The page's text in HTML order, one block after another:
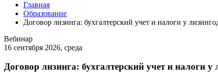
Главная
Образование
Договор лизинга: бухгалтерский учет и налоги у
Вебинар
16 сентября 2026, среда
Договор лизинга: бухгалтерский учет и налоги у